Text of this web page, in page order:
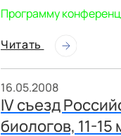
Программу
Читать
16.05.2008
IV съезд
биологов, 11-